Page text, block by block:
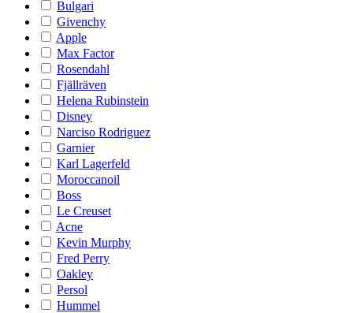
Bulgari
Givenchy
Apple
Max Factor
Rosendahl
Fjällräven
Helena Rubinstein
Disney
Narciso Rodriguez
Garnier
Karl Lagerfeld
Moroccanoil
Boss
Le Creuset
Acne
Kevin Murphy
Fred Perry
Oakley
Persol
Hummel